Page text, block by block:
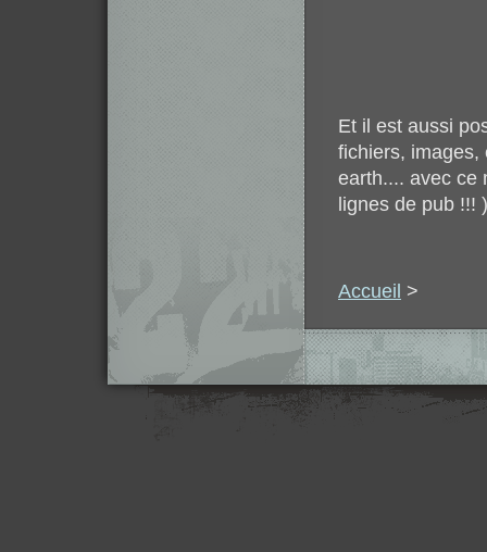
Et il est aussi
fichiers, images,
earth.... avec ce
lignes de pub !!!
Accueil >